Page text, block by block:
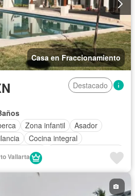
Casa en Fraccionamiento
Destacado
Zona infantil
Asador
Cocina integral
Recámara con closet
Vallarta